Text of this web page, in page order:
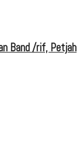
Band /rif, Petjah